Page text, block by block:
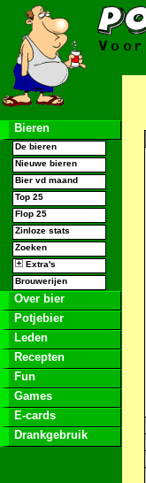
Bieren
De bieren
Nieuwe bieren
Bier vd maand
Top 25
Flop 25
Zinloze stats
Zoeken
Extra's
Brouwerijen
Over bier
Potjebier
Leden
Recepten
Fun
Games
E-cards
Drankgebruik